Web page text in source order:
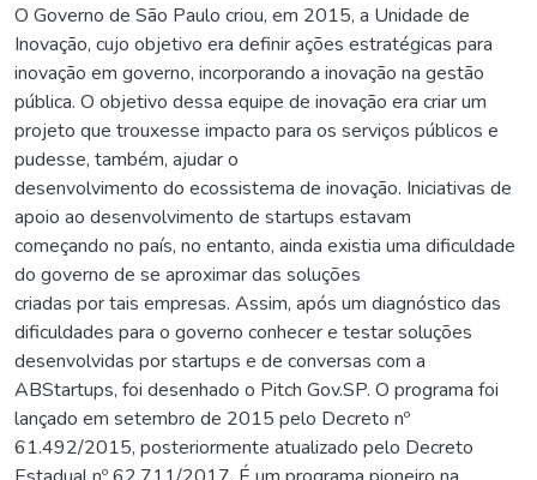
O Governo de São Paulo criou, em 2015, a Unidade de
Inovação, cujo objetivo era definir ações estratégicas para
inovação em governo, incorporando a inovação na gestão
pública. O objetivo dessa equipe de inovação era criar um
projeto que trouxesse impacto para os serviços públicos e
pudesse, também, ajudar o
desenvolvimento do ecossistema de inovação. Iniciativas de
apoio ao desenvolvimento de startups estavam
começando no país, no entanto, ainda existia uma dificuldade
do governo de se aproximar das soluções
criadas por tais empresas. Assim, após um diagnóstico das
dificuldades para o governo conhecer e testar soluções
desenvolvidas por startups e de conversas com a
ABStartups, foi desenhado o Pitch Gov.SP. O programa foi
lançado em setembro de 2015 pelo Decreto nº
61.492/2015, posteriormente atualizado pelo Decreto